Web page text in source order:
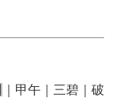
｜甲午｜三碧｜破